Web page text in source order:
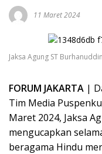
11 Maret 2024
Jaksa Agung ST Burhanuddin
FORUM JAKARTA |
Tim Media
Maret 2024, Jaksa
mengucapkan
beragama Hindu